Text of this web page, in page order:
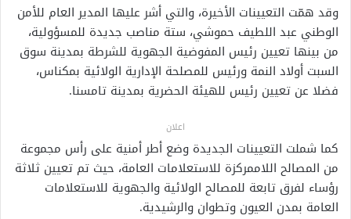
وقد همّت التعيينات الأخيرة، والتي أشر عليها المدير العام للأمن
الوطني عبد اللطيف حموشي، ستة مناصب جديدة للمسؤولية،
من بينها تعيين رئيس المفوضية الجهوية للشرطة بمدينة سوق
السبت أولاد النمة ورئيس للمصلحة الإدارية الولائية بمكناس،
فضلا عن تعيين رئيس للهيئة الحضرية بمدينة تامسنا.
اعلان
كما شملت التعيينات الجديدة وضع أطر أمنية على رأس مجموعة
من المصالح اللاممركزة للاستعلامات العامة، حيث تم تعيين ثلاثة
رؤساء لفرق تابعة للمصالح الولائية والجهوية للاستعلامات
العامة بمدن العيون وتطوان والرشيدية.